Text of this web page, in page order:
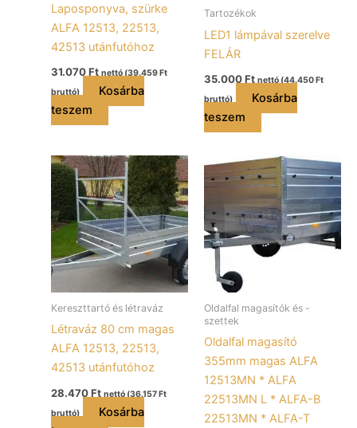
Laposponyva, szürke
ALFA 12513, 22513,
42513 utánfutóhoz
31.070Ft nettó (39.459 Ft
bruttó)
Kosárba
teszem
Tartozékok
LED1 lámpával szerelve
FELÁR
35.000Ft nettó (44.450Ft
bruttó)
Kosárba
teszem
Kereszttartó és létraváz
Létraváz 80 cm magas
ALFA 12513, 22513,
42513 utánfutóhoz
28.470Ft nettó (36.157Ft
bruttó)
Kosárba
Oldalfal magasítók és -
szettek
Oldalfal magasító
355mm magas ALFA
12513MN * ALFA
22513MN L * ALFA-B
22513MN * ALFA-T